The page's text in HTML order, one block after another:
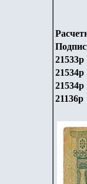
21533р
21534р
21534р
21136р